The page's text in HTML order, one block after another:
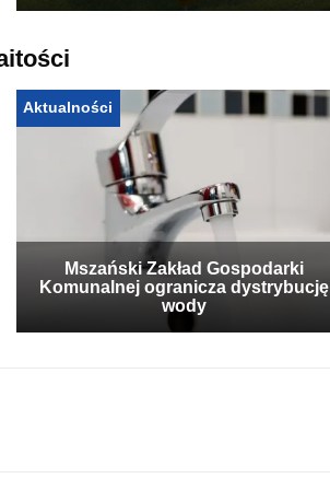
Aktualności
Mszański Zakład Gospodarki
Komunalnej ogranicza dystrybucję
wody